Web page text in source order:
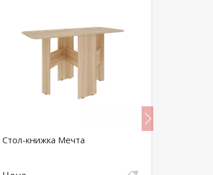
Стол-книжка Мечта